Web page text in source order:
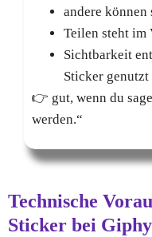
andere
Teilen steht im
Sichtbarkeit
Sticker genutzt
👉 gut, wenn du
werden.“
Technische
Sticker bei Giphy